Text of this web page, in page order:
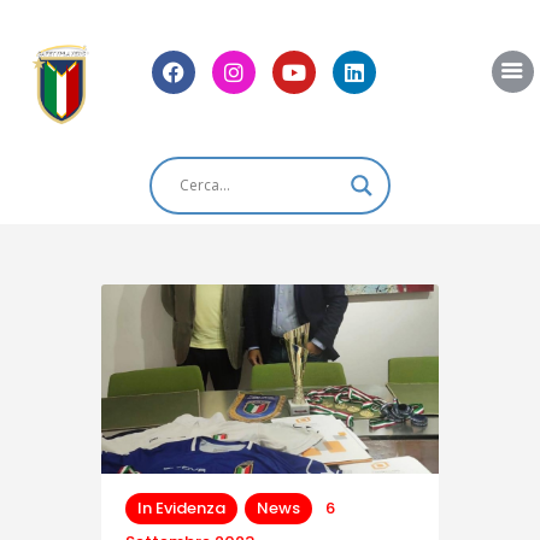
Home
News
Eventi
Shop
Contatti
In Evidenza News
6